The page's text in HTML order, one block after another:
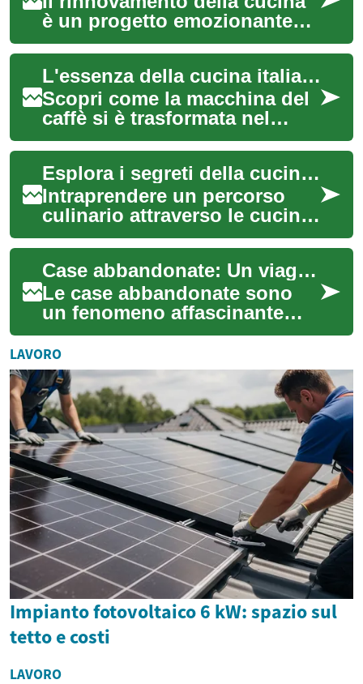
è un progetto emozionante
che può trasformare
completamente l'aspetto e la
funzionalità ...
L'essenza della cucina italiana: il fascino della macchina del caffè
Scopri come la macchina del
caffè si è trasformata nel
cuore pulsante delle cucine
italiane. Esplora i diversi tipi
d...
Esplora i segreti della cucina mondiale
Intraprendere un percorso
culinario attraverso le cucine
del mondo offre molto più
che imparare semplici ricette;
è u...
Case abbandonate: Un viaggio nella storia e nella rinascita di edifici dimenticati
Le case abbandonate sono
un fenomeno affascinante
che cattura l'immaginazione
di molti. Queste strutture
silenziose, ...
LAVORO
Impianto fotovoltaico 6 kW: spazio sul
tetto e costi
LAVORO